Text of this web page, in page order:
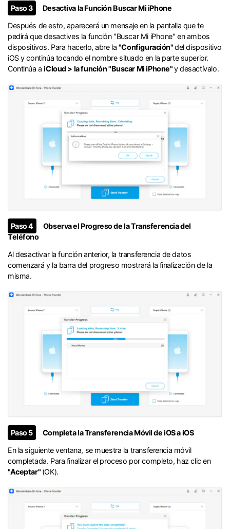
󠀰Paso 3
Desactiva la Función Buscar Mi iPhone
Después de esto, aparecerá un mensaje en la pantalla que te
pedirá que desactives la función "Buscar Mi iPhone" en ambos
dispositivos.󠀲󠀩󠀧󠀣󠀡󠀡󠀥󠀤󠀳󠀰 Para hacerlo, abre la "Configuración"del dispositivo
iOS y continúa tocando el nombre situado en la parte superior.󠀲󠀩󠀧󠀣󠀡󠀡󠀥󠀥󠀳󠀰
Continúa aiCloud > la función "Buscar Mi iPhone"y desactívalo.󠀲󠀩󠀧󠀣󠀡󠀡󠀥󠀦󠀳
󠀰Paso 4
Observa el Progreso de la Transferencia del
Teléfono󠀲󠀩󠀧󠀣󠀡󠀡󠀥󠀨󠀳
󠀰Al desactivar la función anterior, la transferencia de datos
comenzará y la barra del progreso mostrará la finalización de la
misma.󠀲󠀩󠀧󠀣󠀡󠀡󠀥󠀩󠀳
󠀰Paso 5
Completa la Transferencia Móvil de iOS a iOS󠀲󠀩󠀧󠀣󠀡󠀡󠀦󠀡󠀳
En la siguiente ventana, se muestra la transferencia móvil
completada.󠀲󠀩󠀧󠀣󠀡󠀡󠀦󠀢󠀳󠀰 Para finalizar el proceso por completo, haz clic en
"Aceptar" (OK).󠀲󠀩󠀧󠀣󠀡󠀡󠀦󠀣󠀳